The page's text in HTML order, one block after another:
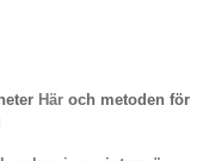
Här och metoden för